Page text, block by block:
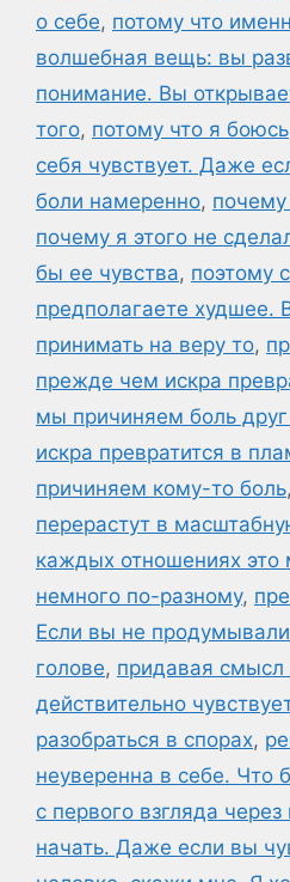
о себе, потому что
волшебная вещь: вы
понимание. Вы
того, потому что я боюсь
себя чувствует. Даже
боли намеренно,
почему я этого не
бы ее чувства, поэтому
предполагаете худшее.
принимать на веру то,
прежде чем искра
мы причиняем боль друг
искра превратится в
причиняем кому-то боль,
перерастут в
каждых отношениях это
немного по-разному,
Если вы не
голове, придавая
действительно
разобраться в спорах,
неуверенна в себе. Что
с первого взгляда
начать. Даже если вы